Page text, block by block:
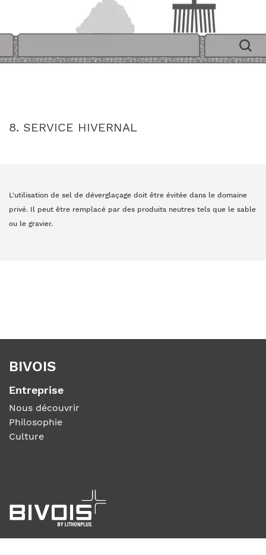
8. SERVICE HIVERNAL
L'utilisation de sel de déverglaçage doit être évitée dans le domaine
privé. Il peut être remplacé par des produits neutres tels que le sable
ou le gravier.
BIVOIS
Entreprise
Nous découvrir
Philosophie
Culture